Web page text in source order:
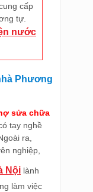
cấp
tự.
nước
Phương
sửa chữa
tay nghề
ra,
nghiệp,
Nội lành
làm việc